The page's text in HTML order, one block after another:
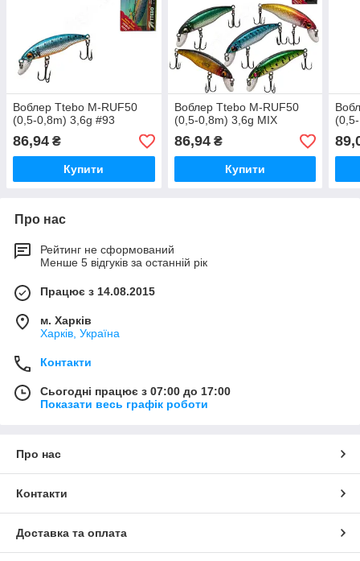
Воблер Ttebo M-RUF50
(0,5-0,8m) 3,6g #93
86,94 ₴
Купити
Воблер Ttebo M-RUF50
(0,5-0,8m) 3,6g MIX
86,94₴
Купити
Про нас
Рейтинг не сформований
Менше 5 відгуків за останній рік
Працює з 14.08.2015
м. Харків
Харків, Україна
Контакти
Сьогодні працює з 07:00 до 17:00
Показати весь графік роботи
Про нас
Контакти
Доставка та оплата